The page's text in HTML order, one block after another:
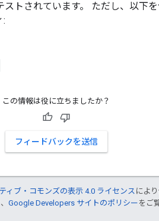
トされています。 ただし、以下
:
この情報は役に立ちましたか？
フィードバックを送信
ィブ・コモンズの表示 4.0 ライセンス によ
Google Developers サイトのポリシー をご